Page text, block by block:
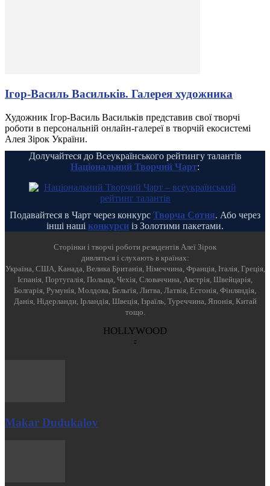
Ігор-Василь Васильків. Галерея художника
Художник Ігор-Василь Васильків представив свої творчі
роботи в персональній онлайн-галереї в творчій екосистемі
Алея Зірок України.
Долучайтеся до Всеукраїнського рейтингу талантів
Національний Творчий Чарт:
Подавайтеся в Чарт через конкурс Творча Сотня. Або через
інші наші конкурси із Золотими пакетами.
Cторінки і творчі роботи резидентів Алеї Зірок
дивляться і слухають в країнах:
Україна, США, Канада, Велика Британія, Німеччина, Франція, Італія, Греція,
Іспанія, Португалія, Польща, Чехія, Словаччина, Австрія, Швейцарія,
Болгарія, Румунія, Молдова, Бельгія, Литва, Латвія, Естонія, Фінляндія,
Данія, Нідерланди, Ірландія, Швеція, Ізраїль, Туреччина, Японія, Китай
тощо.
HOLLYWOOD
Makar Dudukalov